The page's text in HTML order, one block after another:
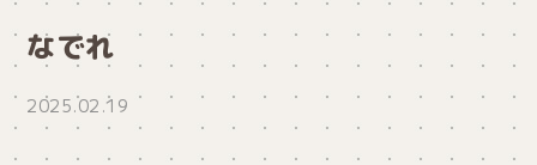
なでれ
2025.02.19